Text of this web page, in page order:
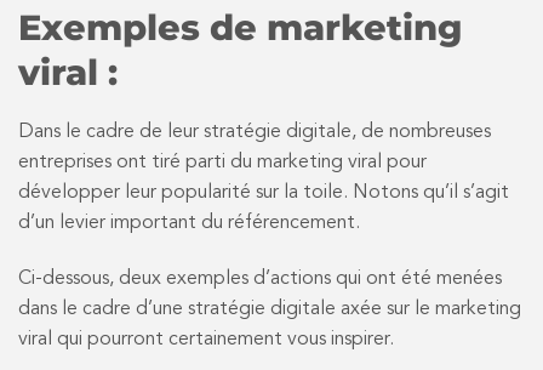
Exemples de marketing
viral :
Dans le cadre de leur stratégie digitale, de nombreuses
entreprises ont tiré parti du marketing viral pour
développer leur popularité sur la toile. Notons qu’il s’agit
d’un levier important du référencement.
Ci-dessous, deux exemples d’actions qui ont été menées
dans le cadre d’une stratégie digitale axée sur le marketing
viral qui pourront certainement vous inspirer.